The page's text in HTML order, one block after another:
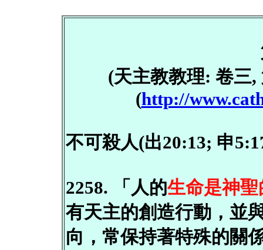
(天主教教理: 卷三
(http://
不可殺人(出20:13; 申
2258. 「人的生命是神聖
有天主的創造行動，並
向，常保持著特殊的關